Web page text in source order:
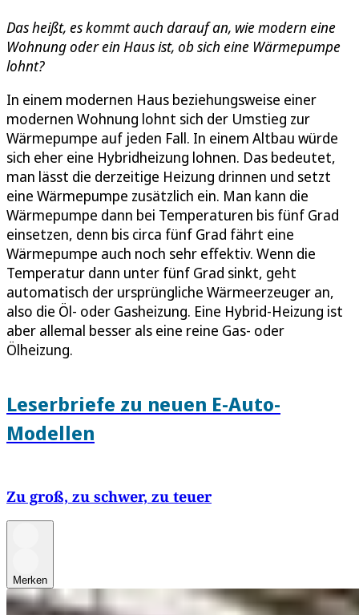
Das heißt, es kommt auch darauf an, wie modern eine
Wohnung oder ein Haus ist, ob sich eine Wärmepumpe
lohnt?
In einem modernen Haus beziehungsweise einer
modernen Wohnung lohnt sich der Umstieg zur
Wärmepumpe auf jeden Fall. In einem Altbau würde
sich eher eine Hybridheizung lohnen. Das bedeutet,
man lässt die derzeitige Heizung drinnen und setzt
eine Wärmepumpe zusätzlich ein. Man kann die
Wärmepumpe dann bei Temperaturen bis fünf Grad
einsetzen, denn bis circa fünf Grad fährt eine
Wärmepumpe auch noch sehr effektiv. Wenn die
Temperatur dann unter fünf Grad sinkt, geht
automatisch der ursprüngliche Wärmeerzeuger an,
also die Öl- oder Gasheizung. Eine Hybrid-Heizung ist
aber allemal besser als eine reine Gas- oder
Ölheizung.
Leserbriefe zu neuen E-Auto-
Modellen
Zu groß, zu schwer, zu teuer
Merken